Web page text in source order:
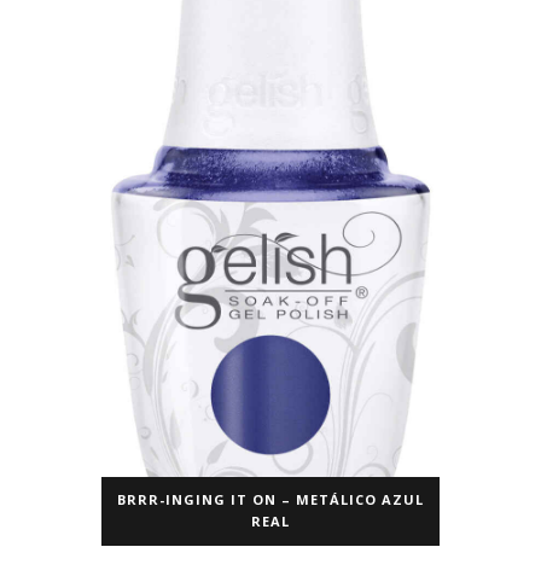
BRRR-INGING IT ON – METÁLICO AZUL
REAL